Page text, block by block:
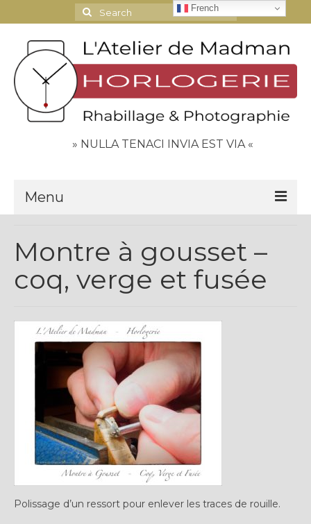
Search
for:
» NULLA TENACI INVIA EST VIA «
Menu
Contact
Espace Clients
Plus…
Sur l’Établi 2011 – 2022
Marques Suisses du XXe siècle
Grands Horlogers
Abraham-Louis Breguet
Christian Gottfried Hahn
Montre à gousset –
coq, verge et fusée
Polissage d’un ressort pour enlever les traces de rouille.
French